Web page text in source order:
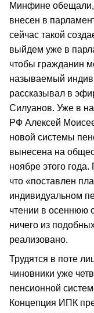
Минфине обещали,
внесен в
сейчас такой
выйдем уже в
чтобы гражданин
называемый
рассказывал в
Силуанов. Уже в
РФ Алексей
новой системы
вынесена на
ноябре этого
что «поставлен
индивидуальном
чтении в осеннюю
ничего из
реализовано.
Трудятся в поте
чиновники уже
пенсионной
Концепция ИПК